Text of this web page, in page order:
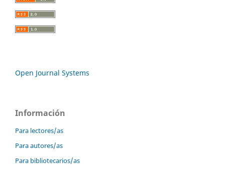
Open Journal Systems
Información
Para lectores/as
Para autores/as
Para bibliotecarios/as